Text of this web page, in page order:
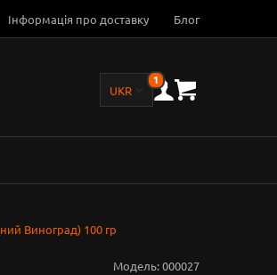
Інформація про доставку Блог
1
Виноград) 100 гр
Модель: 000027